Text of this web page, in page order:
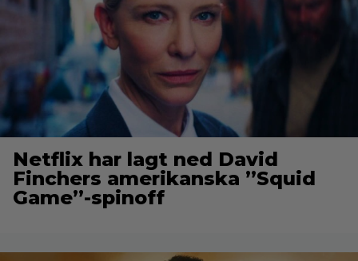
Netflix har lagt ned David
Finchers amerikanska ”Squid
Game”-spinoff